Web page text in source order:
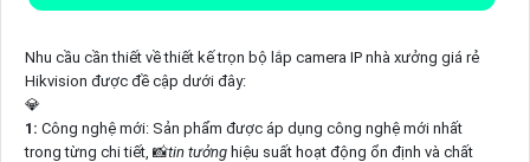
Nhu cầu cần thiết về thiết kế trọn bộ lắp camera IP nhà xưởng giá rẻ
Hikvision được đề cập dưới đây:
💎
1: Công nghệ mới: Sản phẩm được áp dụng công nghệ mới nhất
trong từng chi tiết, 📸tin tưởnghiệu suất hoạt động ổn định và chất